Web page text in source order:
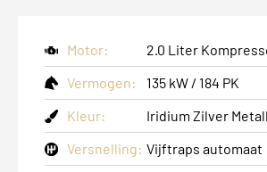
Motor:
2.0 Liter
Vermogen:
135 kW / 184 PK
Kleur:
Iridium Zilver
Versnelling: Vijftraps automaat